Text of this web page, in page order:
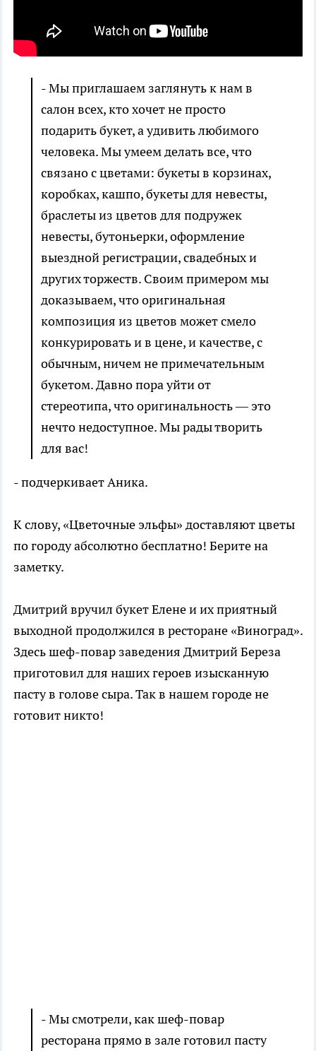
- Мы приглашаем заглянуть к нам в
салон всех, кто хочет не просто
подарить букет, а удивить любимого
человека. Мы умеем делать все, что
связано с цветами: букеты в корзинах,
коробках, кашпо, букеты для невесты,
браслеты из цветов для подружек
невесты, бутоньерки, оформление
выездной регистрации, свадебных и
других торжеств. Своим примером мы
доказываем, что оригинальная
композиция из цветов может смело
конкурировать и в цене, и качестве, с
обычным, ничем не примечательным
букетом. Давно пора уйти от
стереотипа, что оригинальность — это
нечто недоступное. Мы рады творить
для вас!
- подчеркивает Аника.
К слову, «Цветочные эльфы» доставляют цветы
по городу абсолютно бесплатно! Берите на
заметку.
Дмитрий вручил букет Елене и их приятный
выходной продолжился в ресторане «Виноград».
Здесь шеф-повар заведения Дмитрий Береза
приготовил для наших героев изысканную
пасту в голове сыра. Так в нашем городе не
готовит никто!
- Мы смотрели, как шеф-повар
ресторана прямо в зале готовил пасту